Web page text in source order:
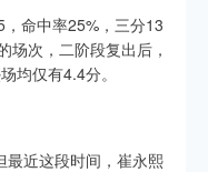
命中率25%，三分13
次，二阶段复出后，
均仅有4.4分。
最近这段时间，崔永熙